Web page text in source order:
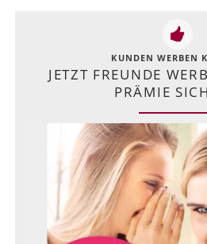
KUNDEN WERBEN
JETZT FREUNDE
PRÄMIE